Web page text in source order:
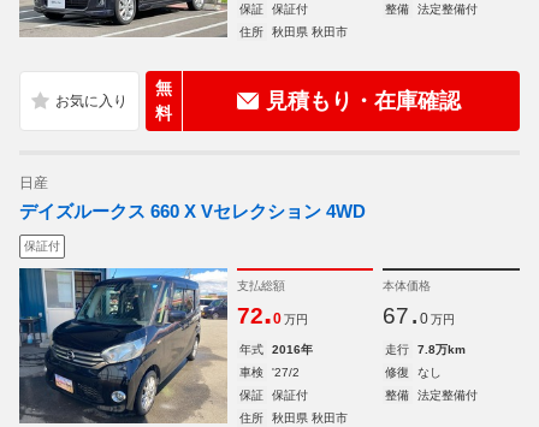
保証
保証付 整備
法定整備付
住所
秋田県 秋田市
無
料
見積もり・在庫確認
日産
デイズルークス 660 X Vセレクション 4WD
保証付
支払総額
72.0 万円
本体価格
67. 0 万円
年式 2016年 走行
7.8万km
車検
'27/2 修復
なし
保証
保証付 整備
法定整備付
住所
秋田県 秋田市